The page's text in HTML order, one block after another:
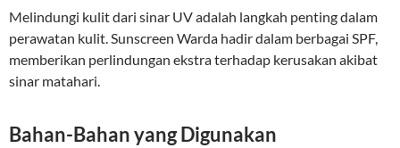
Melindungi kulit dari sinar UV adalah langkah penting dalam
perawatan kulit. Sunscreen Warda hadir dalam berbagai SPF,
memberikan perlindungan ekstra terhadap kerusakan akibat
sinar matahari.
Bahan-Bahan yang Digunakan